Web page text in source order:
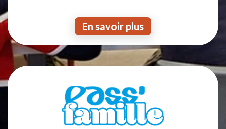
En savoir plus